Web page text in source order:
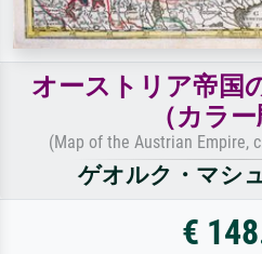
オーストリア帝国
（カラー
(Map of the Austrian Empire,
ゲオルク・マシ
€